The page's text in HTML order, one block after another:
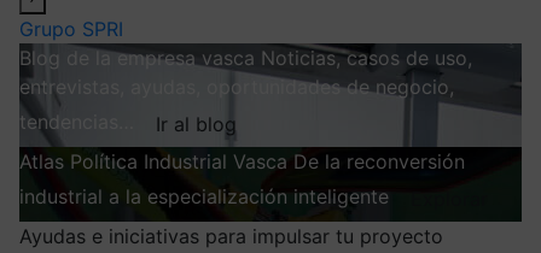
Grupo SPRI
Blog de la empresa vasca Noticias, casos de uso,
entrevistas, ayudas, oportunidades de negocio,
tendencias…
Ir al blog
Atlas Política Industrial Vasca De la reconversión
industrial a la especialización inteligente
Ayudas e iniciativas para impulsar tu proyecto